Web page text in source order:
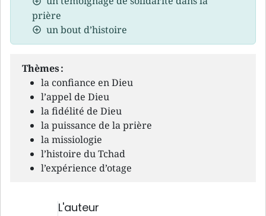
prière
un bout d’histoire
Thèmes :
la confiance en Dieu
l’appel de Dieu
la fidélité de Dieu
la puissance de la prière
la missiologie
l’histoire du Tchad
l’expérience d’otage
L'auteur